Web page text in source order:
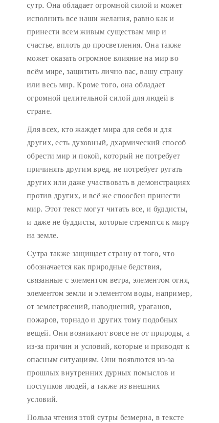
сутр. Она обладает огромной силой и может
исполнить все наши желания, равно как и
принести всем живым существам мир и
счастье, вплоть до просветления. Она также
может оказать огромное влияние на мир во
всём мире, защитить лично вас, вашу страну
или весь мир. Кроме того, она обладает
огромной целительной силой для людей в
стране.
Для всех, кто жаждет мира для себя и для
других, есть духовный, дхармический способ
обрести мир и покой, который не потребует
причинять другим вред, не потребует ругать
других или даже участвовать в демонстрациях
против других, и всё же споосбен принести
мир. Этот текст могут читать все, и буддисты,
и даже не буддисты, которые стремятся к миру
на земле.
Сутра также защищает страну от того, что
обозначается как природные бедствия,
связанные с элементом ветра, элементом огня,
элементом земли и элементом воды, например,
от землетрясений, наводнений, ураганов,
пожаров, торнадо и других тому подобных
вещей. Они возникают вовсе не от природы, а
из-за причин и условий, которые и приводят к
опасным ситуациям. Они появлются из-за
прошлых внутренних дурных помыслов и
поступков людей, а также из внешних
условий.
Польза чтения этой сутры безмерна, в тексте